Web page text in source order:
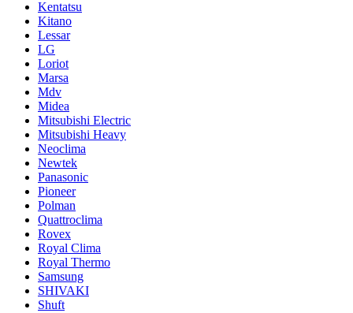
Kentatsu
Kitano
Lessar
LG
Loriot
Marsa
Mdv
Midea
Mitsubishi Electric
Mitsubishi Heavy
Neoclima
Newtek
Panasonic
Pioneer
Polman
Quattroclima
Rovex
Royal Clima
Royal Thermo
Samsung
SHIVAKI
Shuft